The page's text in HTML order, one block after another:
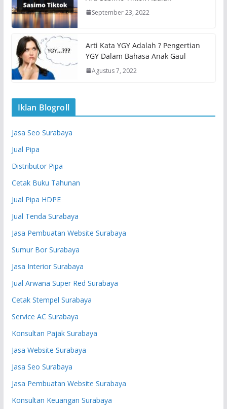
September 23, 2022
Arti Kata YGY Adalah ? Pengertian
YGY Dalam Bahasa Anak Gaul
Agustus 7, 2022
Iklan Blogroll
Jasa Seo Surabaya
Jual Pipa
Distributor Pipa
Cetak Buku Tahunan
Jual Pipa HDPE
Jual Tenda Surabaya
Jasa Pembuatan Website Surabaya
Sumur Bor Surabaya
Jasa Interior Surabaya
Jual Arwana Super Red Surabaya
Cetak Stempel Surabaya
Service AC Surabaya
Konsultan Pajak Surabaya
Jasa Website Surabaya
Jasa Seo Surabaya
Jasa Pembuatan Website Surabaya
Konsultan Keuangan Surabaya